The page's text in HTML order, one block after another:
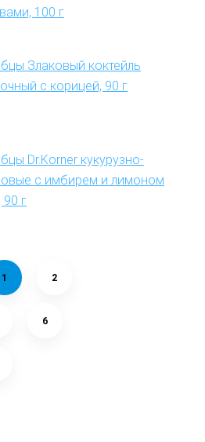
100 г
Злаковый коктейль
с корицей, 90 г
Dr.Korner кукурузно-
с имбирем и лимоном
90 г
1 2
6